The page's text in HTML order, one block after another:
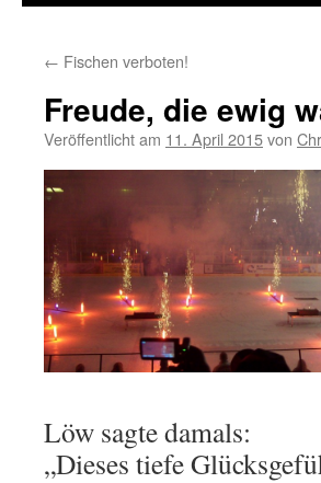
← Fischen verboten!
Freude, die ewig
Veröffentlicht am 11. April 2015von
Löw sagte damals:
„Dieses tiefe